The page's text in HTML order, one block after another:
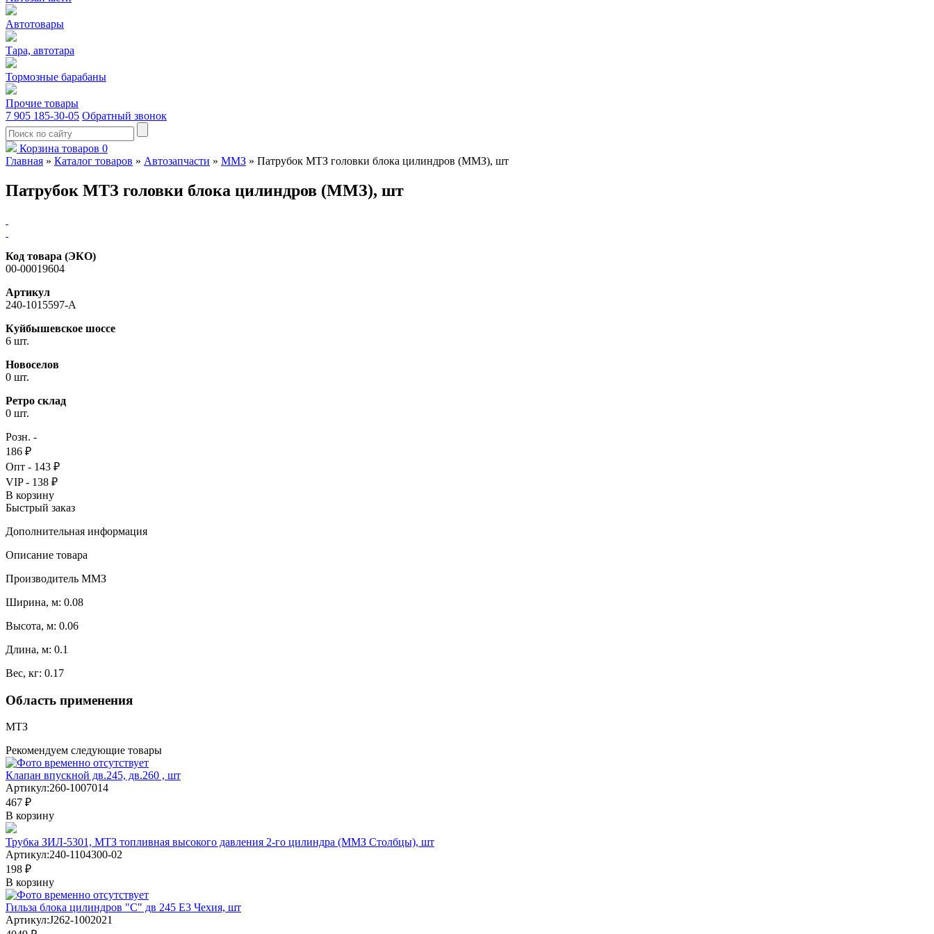
Автотовары
Тара, автотара
Тормозные барабаны
Прочие товары
7 905 185-30-05 Обратный звонок
Корзина товаров 0
Главная » Каталог товаров » Автозапчасти » ММЗ » Патрубок МТЗ головки блока цилиндров (ММЗ), шт
Патрубок МТЗ головки блока цилиндров (ММЗ), шт
Код товара (ЭКО)
00-00019604
Артикул
240-1015597-А
Куйбышевское шоссе
6 шт.
Новоселов
0 шт.
Ретро склад
0 шт.
Розн. -
186 ₽
Опт - 143 ₽
VIP - 138 ₽
В корзину
Быстрый заказ
Дополнительная информация
Описание товара
Производитель ММЗ
Ширина, м: 0.08
Высота, м: 0.06
Длина, м: 0.1
Вес, кг: 0.17
Область применения
МТЗ
Рекомендуем следующие товары
Клапан впускной дв.245, дв.260 , шт
Артикул:260-1007014
467 ₽
В корзину
Трубка ЗИЛ-5301, МТЗ топливная высокого давления 2-го цилиндра (ММЗ Столбцы), шт
Артикул:240-1104300-02
198 ₽
В корзину
Гильза блока цилиндров "С" дв 245 Е3 Чехия, шт
Артикул:J262-1002021